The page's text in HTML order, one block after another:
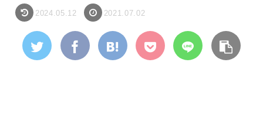
2024.05.12 2021.07.02